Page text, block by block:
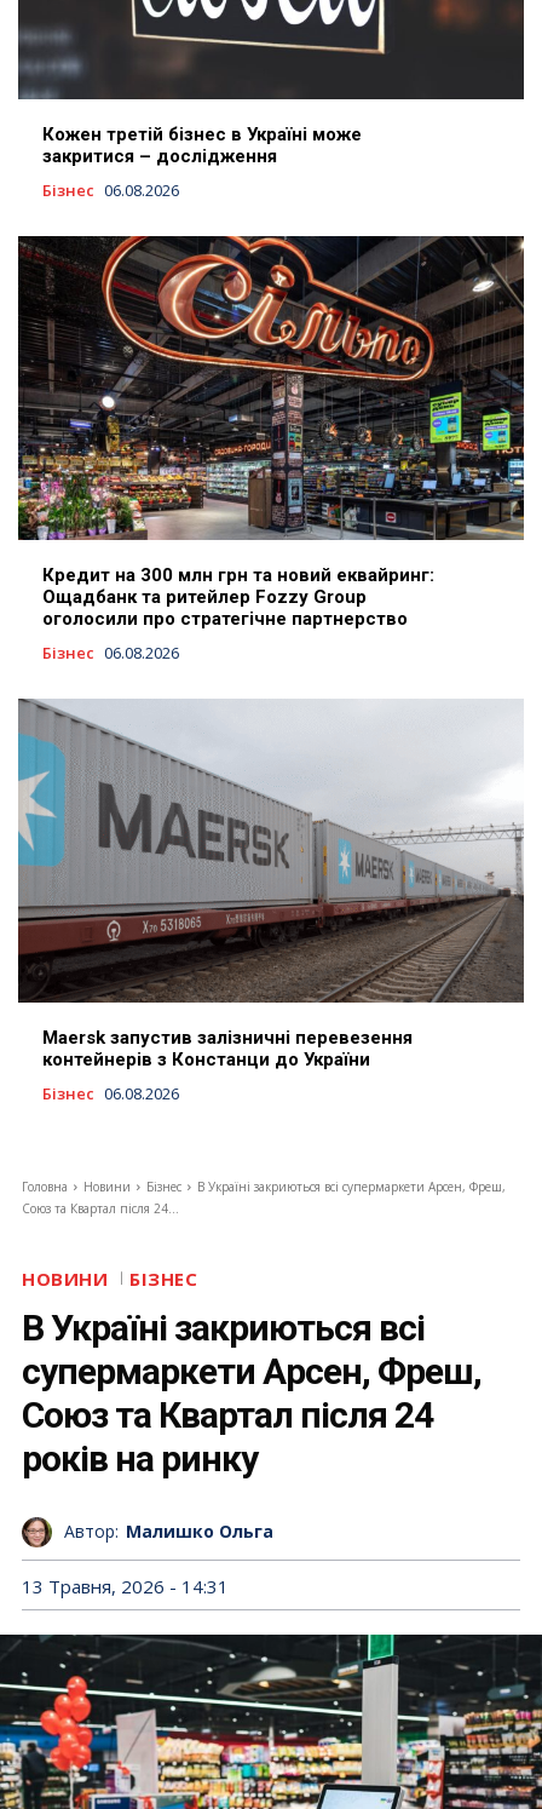
Кожен третій бізнес в Україні може
закритися – дослідження
Бізнес 06.08.2026
Кредит на 300 млн грн та новий еквайринг:
Ощадбанк та ритейлер Fozzy Group
оголосили про стратегічне партнерство
Бізнес 06.08.2026
Maersk запустив залізничні перевезення
контейнерів з Констанци до України
Бізнес 06.08.2026